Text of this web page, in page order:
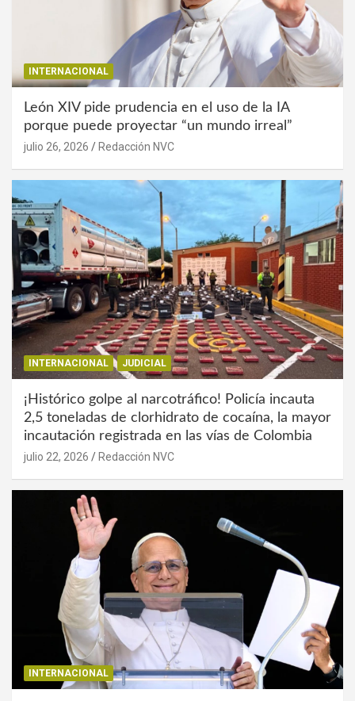
INTERNACIONAL
León XIV pide prudencia en el uso de la IA
porque puede proyectar “un mundo irreal”
julio 26, 2026 Redacción NVC
INTERNACIONAL JUDICIAL
¡Histórico golpe al narcotráfico! Policía incauta
2,5 toneladas de clorhidrato de cocaína, la mayor
incautación registrada en las vías de Colombia
julio 22, 2026 Redacción NVC
INTERNACIONAL